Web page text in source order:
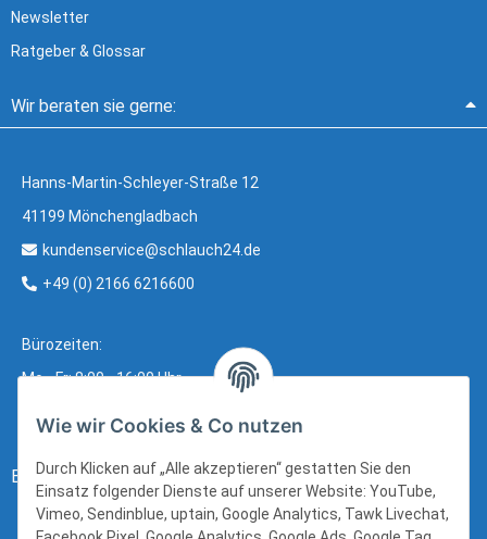
Newsletter
Ratgeber & Glossar
Wir beraten sie gerne:
Hanns-Martin-Schleyer-Straße 12
41199 Mönchengladbach
kundenservice@schlauch24.de
+49 (0) 2166 6216600
Bürozeiten:
Mo - Fr: 8:00 - 16:00 Uhr
Bezahlung:
Wie wir Cookies & Co nutzen
Durch Klicken auf „Alle akzeptieren“ gestatten Sie den
Einsatz folgender Dienste auf unserer Website: YouTube,
Vimeo, Sendinblue, uptain, Google Analytics, Tawk Livechat,